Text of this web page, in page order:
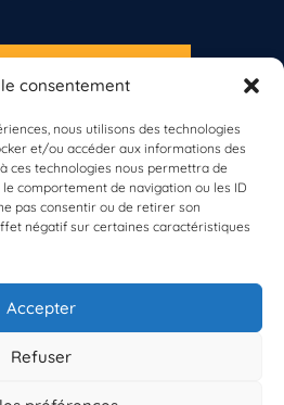
consentement
nous utilisons des technologies
et/ou accéder aux informations des
ces technologies nous permettra de
comportement de navigation ou les ID
pas consentir ou de retirer son
négatif sur certaines caractéristiques
Accepter
Refuser
de BioLit
d'observation
Ressources
du programme
Contacts
À LA NEWSLETTER
encore inscrit à Biolit ?